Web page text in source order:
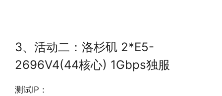
3、活动二：洛杉矶 2*E5-
2696V4(44核心) 1Gbps独服
测试IP：